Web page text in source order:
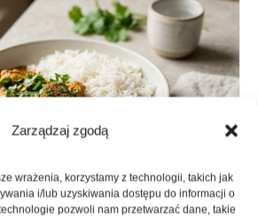
Zarządzaj zgodą
wrażenia, korzystamy z technologii, takich jak
i/lub uzyskiwania dostępu do informacji o
pozwoli nam przetwarzać dane, takie